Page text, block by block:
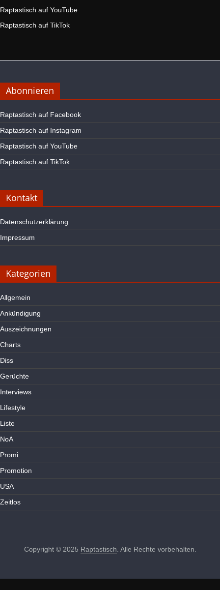
Raptastisch auf YouTube
Raptastisch auf TikTok
Abonnieren
Raptastisch auf Facebook
Raptastisch auf Instagram
Raptastisch auf YouTube
Raptastisch auf TikTok
Kontakt
Datenschutzerklärung
Impressum
Kategorien
Allgemein
Ankündigung
Auszeichnungen
Charts
Diss
Gerüchte
Interviews
Lifestyle
Liste
NoA
Promi
Promotion
USA
Zeitlos
Copyright © 2025 Raptastisch. Alle Rechte vorbehalten.